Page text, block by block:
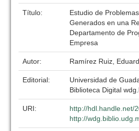
Título:
Estudio de
Generados en una
Departamento de
Empresa
Autor: Ramírez Ruiz,
Editorial:
Universidad de
Biblioteca Digital
URI:
http://hdl.handle.net/
http://